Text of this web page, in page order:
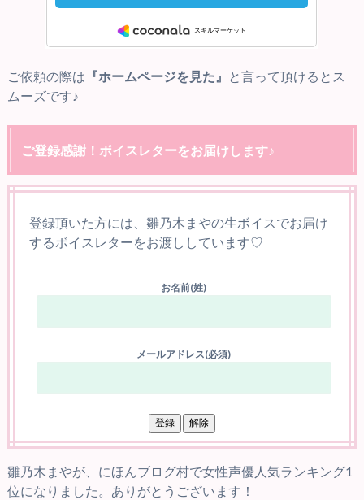
ご依頼の際は 『ホームページを見た』
と言って頂けるとス
ムーズです♪
ご登録感謝！ボイスレターをお届けします♪
登録頂いた方には、雛乃木まやの生ボイスでお届け
するボイスレターをお渡ししています♡
お名前(姓)
メールアドレス(必須)
雛乃木まやが、にほんブログ村で女性声優人気ランキング1
位になりました。ありがとうございます！